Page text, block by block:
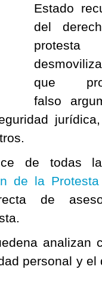
Estado
del
que
falso
de todas
de la
de
analizan
personal y